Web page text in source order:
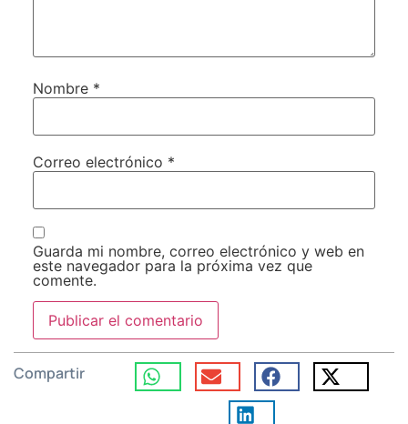
Nombre *
Correo electrónico *
Guarda mi nombre, correo electrónico y web en
este navegador para la próxima vez que
comente.
Compartir